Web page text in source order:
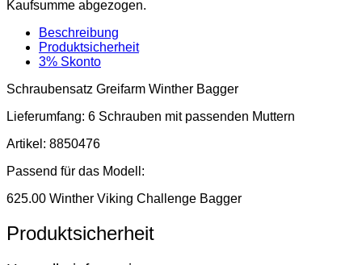
8850476)
Menge
Kaufsumme abgezogen.
Beschreibung
Produktsicherheit
3% Skonto
Schraubensatz Greifarm Winther Bagger
Lieferumfang: 6 Schrauben mit passenden Muttern
Artikel: 8850476
Passend für das Modell:
625.00 Winther Viking Challenge Bagger
Produktsicherheit